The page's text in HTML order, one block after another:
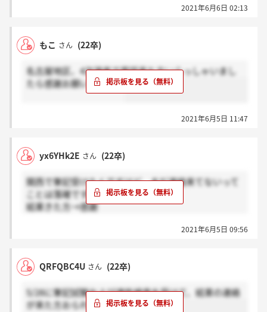
2021年6月6日 02:13
もこ さん (22卒)
名古屋地区、4次選考で電話来た方いらっしゃいまし
たら感謝お願いします！
2021年6月5日 11:47
yx6YHk2E さん (22卒)
関西で筆記受けたんですけど、まだ連絡来てないって
ことは落確ですか…？
結果きた方→感謝
2021年6月5日 09:56
QRFQBC4U さん (22卒)
5/28に筆記試験および適性検査を受けて、結果の連絡
が来た方おられますか？